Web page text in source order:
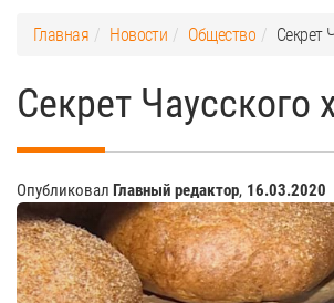
Главная Новости Общество Секрет
Секрет Чаусского
Опубликовал Главный редактор, 16.03.2020